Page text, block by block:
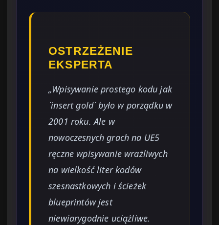
OSTRZEŻENIE
EKSPERTA
„Wpisywanie prostego kodu jak
`insert gold` było w porządku w
2001 roku. Ale w
nowoczesnych grach na UE5
ręczne wpisywanie wrażliwych
na wielkość liter kodów
szesnastkowych i ścieżek
blueprintów jest
niewiarygodnie uciążliwe.